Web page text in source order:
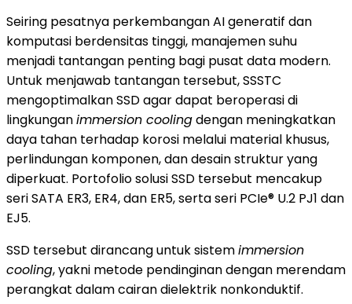
Seiring pesatnya perkembangan AI generatif dan
komputasi berdensitas tinggi, manajemen suhu
menjadi tantangan penting bagi pusat data modern.
Untuk menjawab tantangan tersebut, SSSTC
mengoptimalkan SSD agar dapat beroperasi di
lingkunganimmersion coolingdengan meningkatkan
daya tahan terhadap korosi melalui material khusus,
perlindungan komponen, dan desain struktur yang
diperkuat. Portofolio solusi SSD tersebut mencakup
seri SATA ER3, ER4, dan ER5, serta seri PCIe® U.2 PJ1 dan
EJ5.
SSD tersebut dirancang untuk sistemimmersion
cooling, yakni metode pendinginan dengan merendam
perangkat dalam cairan dielektrik nonkonduktif.